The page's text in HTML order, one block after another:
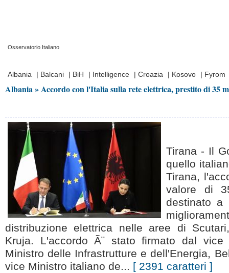
Osservatorio Italiano
Albania
| Balcani | BiH | Intelligence | Croazia | Kosovo | Fyrom
Albania » Accordo con l'Italia sulla rete elettrica, prestito di 35
Tirana - Il
quello
Tirana,
valore di
destinato a
distribuzione elettrica nelle aree di
Kruja. L'accordo Ã¨ stato firmato dal vice
Ministro delle Infrastrutture e dell'Energia,
vice Ministro italiano de... [ 2391 caratteri ]